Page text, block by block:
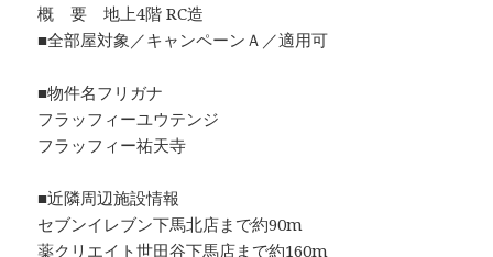
概 要 地上4階 RC造
■全部屋対象／キャンペーンＡ／適用可
■物件名フリガナ
フラッフィーユウテンジ
フラッフィー祐天寺
■近隣周辺施設情報
セブンイレブン下馬北店まで約90m
薬クリエイト世田谷下馬店まで約160m